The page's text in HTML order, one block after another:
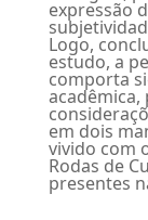
expressão
Logo,
estudo, a
comporta
em dois
vivido com
Rodas de
presentes